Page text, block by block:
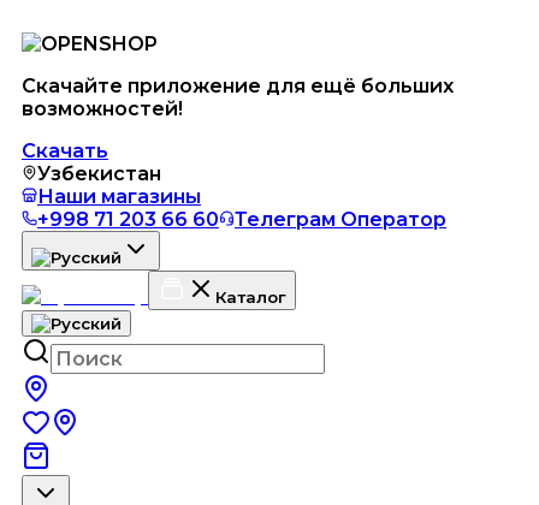
Скачайте приложение для ещё больших
возможностей!
Скачать
Узбекистан
Наши магазины
+998 71 203 66 60
Телеграм Оператор
Каталог